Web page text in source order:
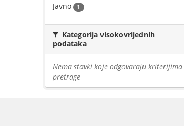
Javno 1
Kategorija visokovrijednih
podataka
Nema stavki koje odgovaraju kriterijima
pretrage